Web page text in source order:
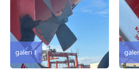
galeri 2